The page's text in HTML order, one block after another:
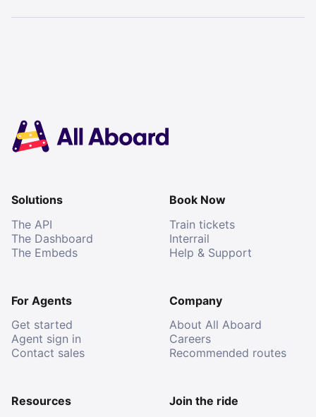
Solutions
The API
The Dashboard
The Embeds
Book Now
Train tickets
Interrail
Help & Support
For Agents
Get started
Agent sign in
Contact sales
Company
About All Aboard
Careers
Recommended routes
Resources
Join the ride